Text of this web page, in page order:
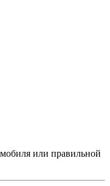
или правильной